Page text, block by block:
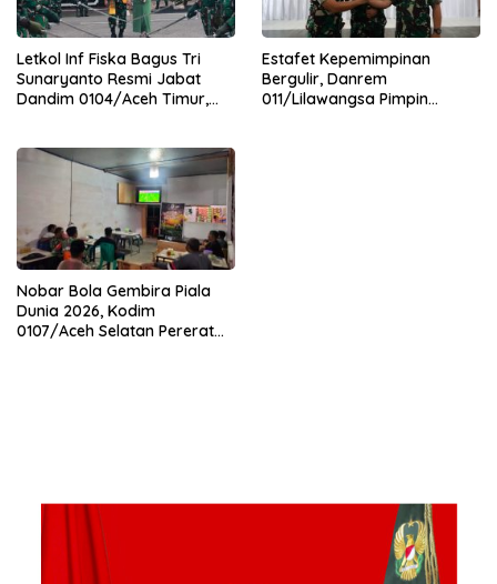
Letkol Inf Fiska Bagus Tri
Sunaryanto Resmi Jabat
Dandim 0104/Aceh Timur,
0104/Atim
Estafet Kepemimpinan
Bergulir, Danrem
011/Lilawangsa Pimpin
Nobar Bola Gembira Piala
Dunia 2026, Kodim
0107/Aceh Selatan Pererat